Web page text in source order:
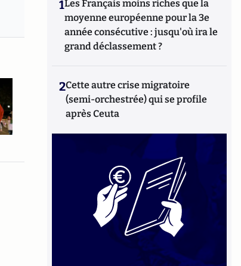
1Les Français moins riches que la
moyenne européenne pour la 3e
année consécutive : jusqu'où ira le
grand déclassement ?
2Cette autre crise migratoire
(semi-orchestrée) qui se profile
après Ceuta